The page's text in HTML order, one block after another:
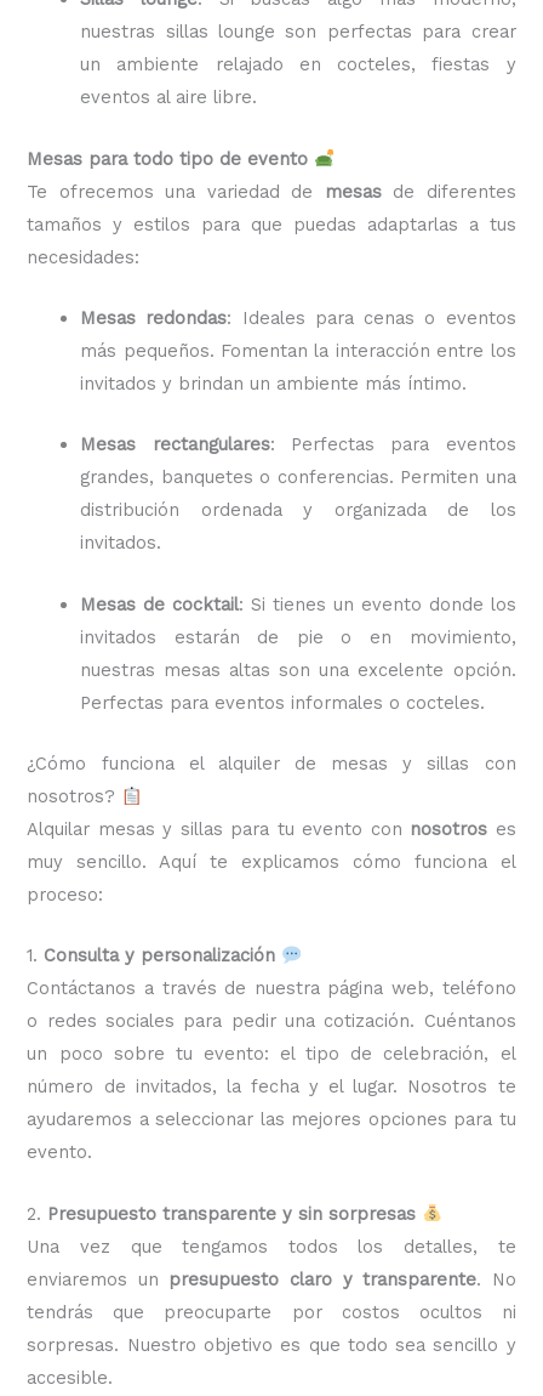
nuestras sillas lounge son perfectas para crear
un ambiente relajado en cocteles, fiestas y
eventos al aire libre.
Mesas para todo tipo de evento
Te ofrecemos una variedad de
mesasde diferentes
tamaños y estilos para que puedas adaptarlas a tus
necesidades:
Mesas redondas: Ideales para cenas o eventos
más pequeños. Fomentan la interacción entre los
invitados y brindan un ambiente más íntimo.
Mesas rectangulares: Perfectas para eventos
grandes, banquetes o conferencias. Permiten una
distribución ordenada y organizada de los
invitados.
Mesas de cocktail: Si tienes un evento donde los
invitados estarán de pie o en movimiento,
nuestras mesas altas son una excelente opción.
Perfectas para eventos informales o cocteles.
¿Cómo funciona el alquiler de mesas y sillas con
nosotros?
Alquilar mesas y sillas para tu evento con nosotros es
muy sencillo. Aquí te explicamos cómo funciona el
proceso:
1. Consulta y personalización
Contáctanos a través de nuestra página web, teléfono
o redes sociales para pedir una cotización. Cuéntanos
un poco sobre tu evento: el tipo de celebración, el
número de invitados, la fecha y el lugar. Nosotros te
ayudaremos a seleccionar las mejores opciones para tu
evento.
2. Presupuesto transparente y sin sorpresas
Una vez que tengamos todos los detalles, te
enviaremos un presupuesto claro y transparente. No
tendrás que preocuparte por costos ocultos ni
sorpresas. Nuestro objetivo es que todo sea sencillo y
accesible.